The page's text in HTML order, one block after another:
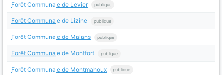
Forêt Communale de Levier publique
Forêt Communale de Lizine publique
Forêt Communale de Malans publique
Forêt Communale de Montfort publique
Forêt Communale de Montmahoux publique